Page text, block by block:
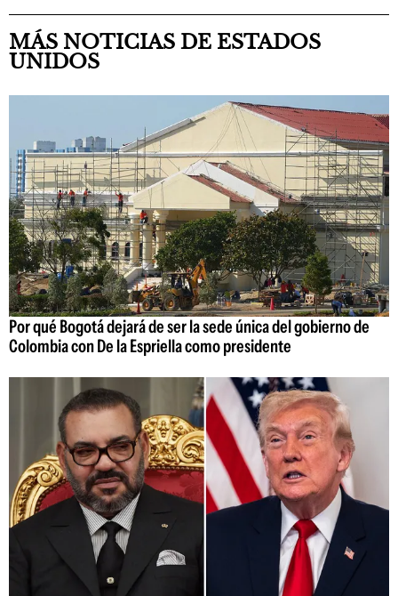
MÁS NOTICIAS DE ESTADOS
UNIDOS
Por qué Bogotá dejará de ser la sede única del gobierno de
Colombia con De la Espriella como presidente